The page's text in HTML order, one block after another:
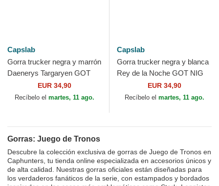
Capslab
Gorra trucker negra y marrón
Daenerys Targaryen GOT
MOT Juego de Tronos de
Capslab
EUR 34,90
Recíbelo el martes, 11 ago.
Capslab
Gorra trucker negra y blanca
Rey de la Noche GOT NIG
Juego de Tronos de Capslab
EUR 34,90
Recíbelo el martes, 11 ago.
Gorras: Juego de Tronos
Descubre la colección exclusiva de gorras de Juego de Tronos en
Caphunters, tu tienda online especializada en accesorios únicos y
de alta calidad. Nuestras gorras oficiales están diseñadas para
los verdaderos fanáticos de la serie, con estampados y bordados